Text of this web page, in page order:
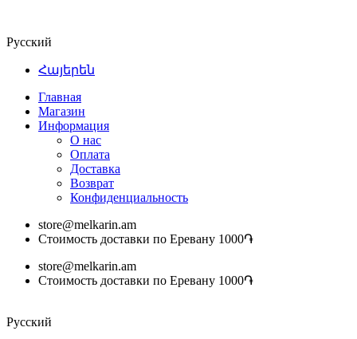
Русский
Հայերեն
Главная
Магазин
Информация
О нас
Оплата
Доставка
Возврат
Конфиденциальность
store@melkarin.am
Стоимость доставки по Еревану 1000֏
store@melkarin.am
Стоимость доставки по Еревану 1000֏
Русский